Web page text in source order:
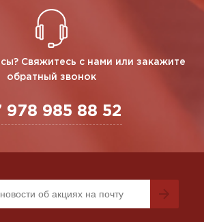
Свяжитесь с нами или закажите
обратный звонок
978 985 88 52